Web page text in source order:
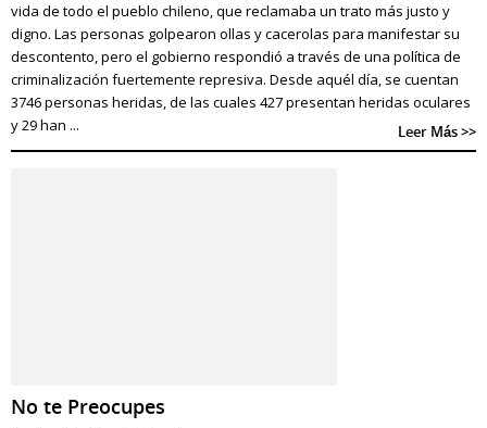
vida de todo el pueblo chileno, que reclamaba un trato más justo y
digno. Las personas golpearon ollas y cacerolas para manifestar su
descontento, pero el gobierno respondió a través de una política de
criminalización fuertemente represiva. Desde aquél día, se cuentan
3746 personas heridas, de las cuales 427 presentan heridas oculares
y 29 han ...
Leer Más >>
No te Preocupes